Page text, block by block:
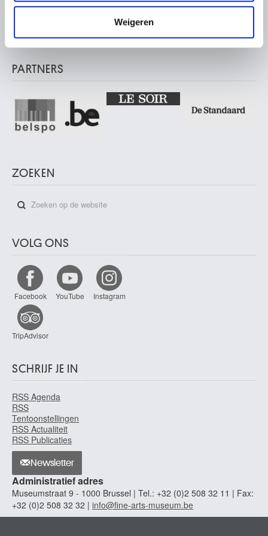
verzameld op basis van uw gebruik van hun services.
Weigeren
Vautierstraat 62 – 1050 Brussel
Musée Meunier Museum
Abdijstraat 59 – 1050 Brussel
PARTNERS
ZOEKEN
VOLG ONS
Facebook YouTube Instagram
TripAdvisor
SCHRIJF JE IN
RSS Agenda
RSS
Tentoonstellingen
RSS Actualiteit
RSS Publicaties
Newsletter
Administratief adres
Museumstraat 9 - 1000 Brussel | Tel.: +32 (0)2 508 32 11 | Fax:
+32 (0)2 508 32 32 | info@fine-arts-museum.be